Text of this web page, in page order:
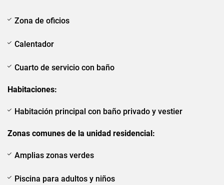
Zona de oficios
Calentador
Cuarto de servicio con baño
Habitaciones:
Habitación principal con baño privado y vestier
Zonas comunes de la unidad residencial:
Amplias zonas verdes
Piscina para adultos y niños